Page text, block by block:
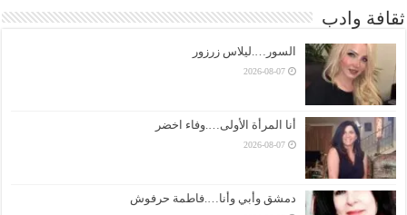
ثقافة وادب
السور….ليلاس زرزور
2026-08-07
أنا المرأة الأولى….وفاء اخضر
2026-08-07
دمشق وأبي وأنا….فاطمة حرفوش